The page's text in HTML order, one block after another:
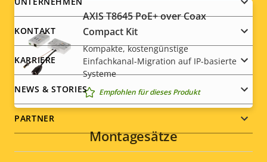
Eigentumsbeschreibung
Leistung (max.)
Leistung (durchschnittlich)
AXIS T8645 PoE+ over Coax
Compact Kit
Kompakte, kostengünstige
Einfachkanal-Migration auf IP-basierte
Systeme
Empfohlen für dieses Produkt
Montagesätze
Footer
menu
KONTAKT
KARRIERE
NEWS & STORIES
PARTNER